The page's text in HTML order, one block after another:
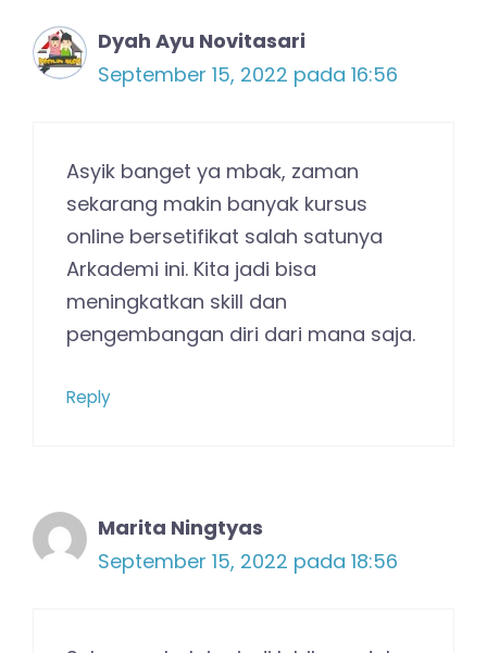
Dyah Ayu Novitasari
September 15, 2022 pada 16:56
Asyik banget ya mbak, zaman
sekarang makin banyak kursus
online bersetifikat salah satunya
Arkademi ini. Kita jadi bisa
meningkatkan skill dan
pengembangan diri dari mana saja.
Reply
Marita Ningtyas
September 15, 2022 pada 18:56